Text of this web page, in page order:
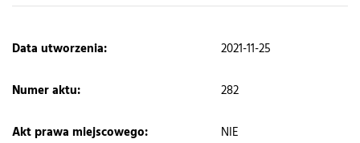
​Data utworzenia: 2021-11-25
Numer aktu: 282
Akt prawa miejscowego: NIE